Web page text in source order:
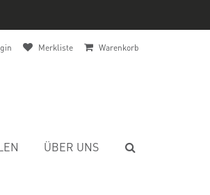
Merkliste Warenkorb
ÜBER UNS